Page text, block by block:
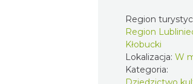
Region
Region
Kłobucki
Lokalizacja: W
Kategoria: